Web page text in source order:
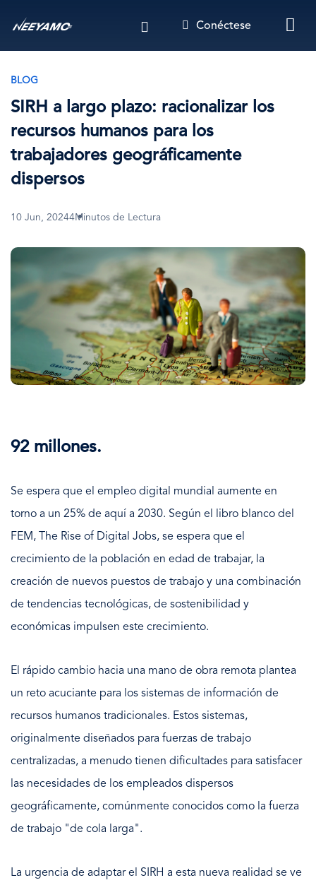
Conéctese
BLOG
SIRH a largo plazo: racionalizar los
recursos humanos para los
trabajadores geográficamente
dispersos
10 Jun, 20244Minutos de Lectura
Imagen
92 millones.
Se espera que el empleo digital mundial aumente en
torno a un 25% de aquí a 2030. Según el libro blanco del
FEM, The Rise of Digital Jobs, se espera que el
crecimiento de la población en edad de trabajar, la
creación de nuevos puestos de trabajo y una combinación
de tendencias tecnológicas, de sostenibilidad y
económicas impulsen este crecimiento.
El rápido cambio hacia una mano de obra remota plantea
un reto acuciante para los sistemas de información de
recursos humanos tradicionales. Estos sistemas,
originalmente diseñados para fuerzas de trabajo
centralizadas, a menudo tienen dificultades para satisfacer
las necesidades de los empleados dispersos
geográficamente, comúnmente conocidos como la fuerza
de trabajo "de cola larga".
La urgencia de adaptar el SIRH a esta nueva realidad se ve